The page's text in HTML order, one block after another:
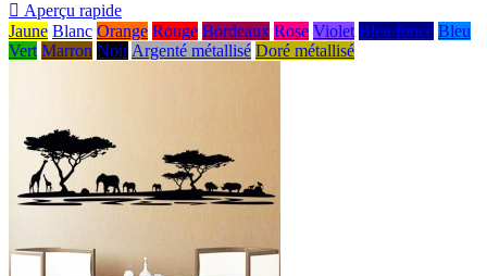
 Aperçu rapide
Jaune Blanc Orange Rouge Bordeaux Rose Violet Bleu foncé Bleu
Vert Marron Noir Argenté métallisé Doré métallisé